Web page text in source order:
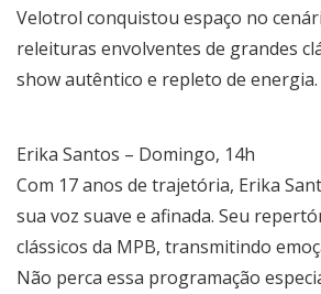
Velotrol conquistou espaço no
releituras envolventes de grandes
show autêntico e repleto de energia.
Erika Santos – Domingo, 14h
Com 17 anos de trajetória, Erika
sua voz suave e afinada. Seu
clássicos da MPB, transmitindo
Não perca essa programação